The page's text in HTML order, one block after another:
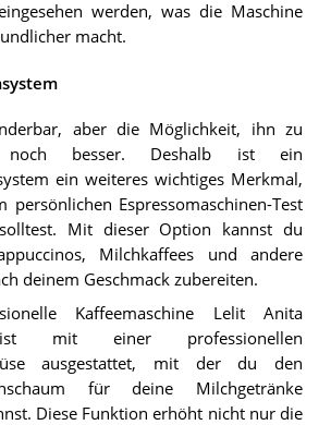
werden, was die Maschine
macht.
aber die Möglichkeit, ihn zu
besser. Deshalb ist ein
ein weiteres wichtiges Merkmal,
persönlichen Espressomaschinen-Test
solltest. Mit dieser Option kannst du
Milchkaffees und andere
deinem Geschmack zubereiten.
Kaffeemaschine Lelit Anita
ist mit einer professionellen
ausgestattet, mit der du den
für deine Milchgetränke
Diese Funktion erhöht nicht nur die